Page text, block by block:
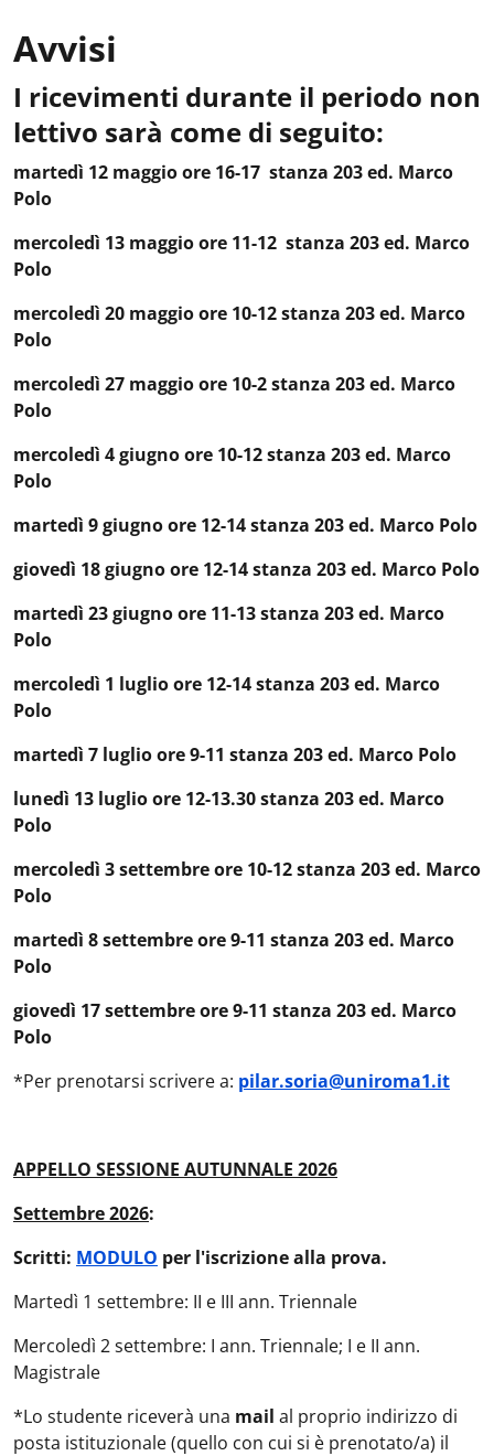
Avvisi
Avvisi:
I ricevimenti durante il periodo non
lettivo sarà come di seguito:
martedì 12 maggio ore 16-17 stanza 203 ed. Marco
Polo
mercoledì 13 maggio ore 11-12 stanza 203 ed. Marco
Polo
mercoledì 20 maggio ore 10-12 stanza 203 ed. Marco
Polo
mercoledì 27 maggio ore 10-2 stanza 203 ed. Marco
Polo
mercoledì 4 giugno ore 10-12 stanza 203 ed. Marco
Polo
martedì 9 giugno ore 12-14 stanza 203 ed. Marco Polo
giovedì 18 giugno ore 12-14 stanza 203 ed. Marco Polo
martedì 23 giugno ore 11-13 stanza 203 ed. Marco
Polo
mercoledì 1 luglio ore 12-14 stanza 203 ed. Marco
Polo
martedì 7 luglio ore 9-11 stanza 203 ed. Marco Polo
lunedì 13 luglio ore 12-13.30 stanza 203 ed. Marco
Polo
mercoledì 3 settembre ore 10-12 stanza 203 ed. Marco
Polo
martedì 8 settembre ore 9-11 stanza 203 ed. Marco
Polo
giovedì 17 settembre ore 9-11 stanza 203 ed. Marco
Polo
*Per prenotarsi scrivere a: pilar.soria@uniroma1.it
APPELLO SESSIONE AUTUNNALE 2026
Settembre 2026:
Scritti: MODULO per l'iscrizione alla prova.
Martedì 1 settembre: II e III ann. Triennale
Mercoledì 2 settembre: I ann. Triennale; I e II ann.
Magistrale
*Lo studente riceverà una mail al proprio indirizzo di
posta istituzionale (quello con cui si è prenotato/a) il